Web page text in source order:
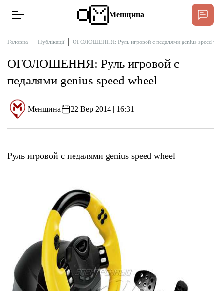
Новини
Інтерв’ю
Публікації
Тендери
Довідник
Підтримати
Менщина
Головна Публікації ОГОЛОШЕННЯ: Руль игровой с педалями genius speed
ОГОЛОШЕННЯ: Руль игровой с
педалями genius speed wheel
Менщина 22 Вер 2014 | 16:31
Руль игровой с педалями genius speed wheel